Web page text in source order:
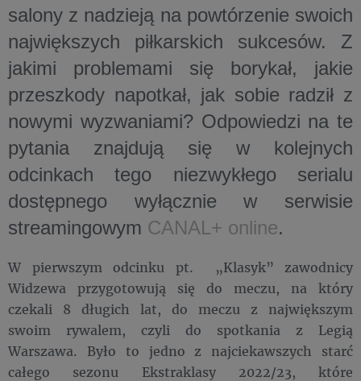
salony z nadzieją na powtórzenie swoich
największych piłkarskich sukcesów. Z
jakimi problemami się borykał, jakie
przeszkody napotkał, jak sobie radził z
nowymi wyzwaniami? Odpowiedzi na te
pytania znajdują się w kolejnych
odcinkach tego niezwykłego serialu
dostępnego wyłącznie w serwisie
streamingowym CANAL+ online.
W pierwszym odcinku pt. „Klasyk” zawodnicy
Widzewa przygotowują się do meczu, na który
czekali 8 długich lat, do meczu z największym
swoim rywalem, czyli do spotkania z Legią
Warszawa. Było to jedno z najciekawszych starć
całego sezonu Ekstraklasy 2022/23, które